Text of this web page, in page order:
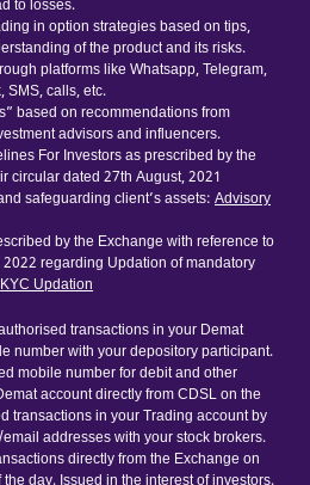
to losses.
in option strategies based on tips,
of the product and its risks.
platforms like Whatsapp, Telegram,
SMS, calls, etc.
based on recommendations from
advisors and influencers.
For Investors as prescribed by the
circular dated 27th August, 2021
safeguarding client’s assets: Advisory
by the Exchange with reference to
regarding Updation of mandatory
KYC Updation
transactions in your Demat
number with your depository participant.
mobile number for debit and other
account directly from CDSL on the
transactions in your Trading account by
addresses with your stock brokers.
directly from the Exchange on